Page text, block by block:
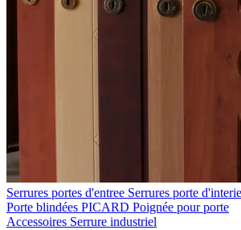
Serrures portes d'entree Serrures porte
Porte blindées PICARD Poignée pour porte
Accessoires Serrure industriel